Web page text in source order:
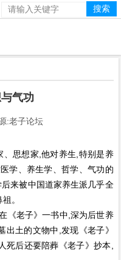
气功
老子论坛
、思想家,他对养生,特别是养
学、养生学、哲学、气功的
来被中国道家养生派几乎全
。
老子》一书中,深为后世养
土的文物中,发现《老子》
死后还要陪葬《老子》抄本,